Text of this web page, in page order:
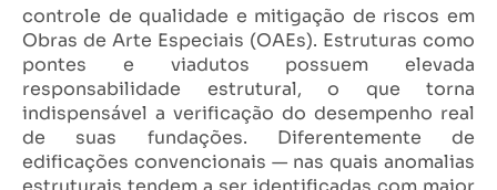
controle de qualidade e mitigação de riscos em
Obras de Arte Especiais (OAEs). Estruturas como
pontes e viadutos possuem elevada
responsabilidade estrutural, o que torna
indispensável a verificação do desempenho real
de suas fundações. Diferentemente de
edificações convencionais — nas quais anomalias